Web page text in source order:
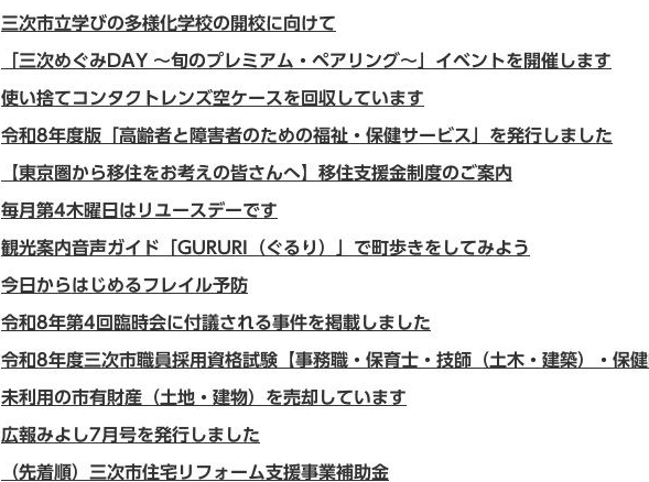
三次市立学びの多様化学校の開校に向けて
「三次めぐみDAY 〜旬のプレミアム・ペアリング〜」イベントを開催します
使い捨てコンタクトレンズ空ケースを回収しています
令和8年度版「高齢者と障害者のための福祉・保健サービス」を発行しました
【東京圏から移住をお考えの皆さんへ】移住支援金制度のご案内
毎月第4木曜日はリユースデーです
観光案内音声ガイド「GURURI（ぐるり）」で町歩きをしてみよう
今日からはじめるフレイル予防
令和8年第4回臨時会に付議される事件を掲載しました
令和8年度三次市職員採用資格試験【事務職・保育士・技師（土木・建築）・保
未利用の市有財産（土地・建物）を売却しています
広報みよし7月号を発行しました
（先着順）三次市住宅リフォーム支援事業補助金